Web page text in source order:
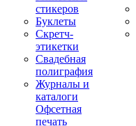
стикеров
Буклеты
Скретч-
этикетки
Свадебная
полиграфия
Журналы и
каталоги
Офсетная
печать